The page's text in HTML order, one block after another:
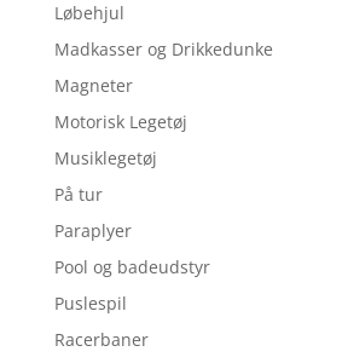
Løbehjul
Madkasser og Drikkedunke
Magneter
Motorisk Legetøj
Musiklegetøj
På tur
Paraplyer
Pool og badeudstyr
Puslespil
Racerbaner